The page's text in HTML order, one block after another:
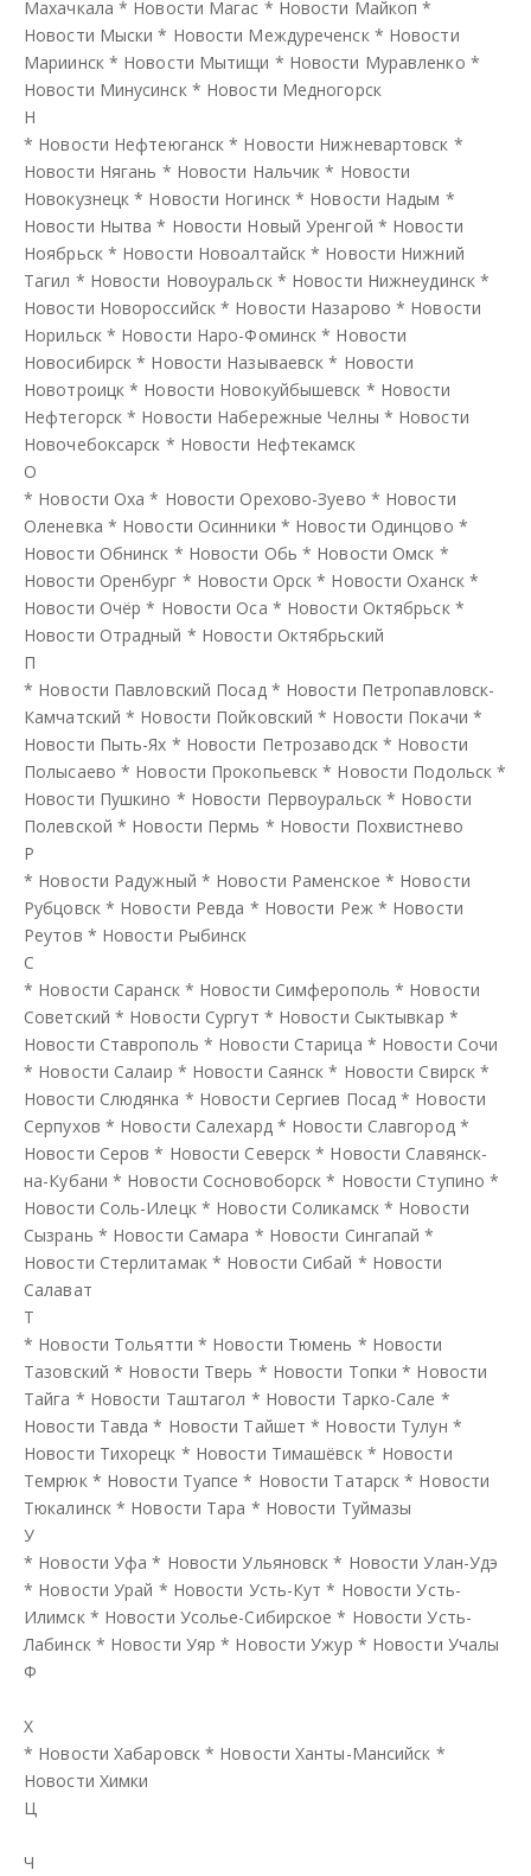
Махачкала * Новости Магас * Новости Майкоп *
Новости Мыски * Новости Междуреченск * Новости
Мариинск * Новости Мытищи * Новости Муравленко *
Новости Минусинск * Новости Медногорск
Н
* Новости Нефтеюганск * Новости Нижневартовск *
Новости Нягань * Новости Нальчик * Новости
Новокузнецк * Новости Ногинск * Новости Надым *
Новости Нытва * Новости Новый Уренгой * Новости
Ноябрьск * Новости Новоалтайск * Новости Нижний
Тагил * Новости Новоуральск * Новости Нижнеудинск *
Новости Новороссийск * Новости Назарово * Новости
Норильск * Новости Наро-Фоминск * Новости
Новосибирск * Новости Называевск * Новости
Новотроицк * Новости Новокуйбышевск * Новости
Нефтегорск * Новости Набережные Челны * Новости
Новочебоксарск * Новости Нефтекамск
О
* Новости Оха * Новости Орехово-Зуево * Новости
Оленевка * Новости Осинники * Новости Одинцово *
Новости Обнинск * Новости Обь * Новости Омск *
Новости Оренбург * Новости Орск * Новости Оханск *
Новости Очёр * Новости Оса * Новости Октябрьск *
Новости Отрадный * Новости Октябрьский
П
* Новости Павловский Посад * Новости Петропавловск-
Камчатский * Новости Пойковский * Новости Покачи *
Новости Пыть-Ях * Новости Петрозаводск * Новости
Полысаево * Новости Прокопьевск * Новости Подольск *
Новости Пушкино * Новости Первоуральск * Новости
Полевской * Новости Пермь * Новости Похвистнево
Р
* Новости Радужный * Новости Раменское * Новости
Рубцовск * Новости Ревда * Новости Реж * Новости
Реутов * Новости Рыбинск
С
* Новости Саранск * Новости Симферополь * Новости
Советский * Новости Сургут * Новости Сыктывкар *
Новости Ставрополь * Новости Старица * Новости Сочи
* Новости Салаир * Новости Саянск * Новости Свирск *
Новости Слюдянка * Новости Сергиев Посад * Новости
Серпухов * Новости Салехард * Новости Славгород *
Новости Серов * Новости Северск * Новости Славянск-
на-Кубани * Новости Сосновоборск * Новости Ступино *
Новости Соль-Илецк * Новости Соликамск * Новости
Сызрань * Новости Самара * Новости Сингапай *
Новости Стерлитамак * Новости Сибай * Новости
Салават
Т
* Новости Тольятти * Новости Тюмень * Новости
Тазовский * Новости Тверь * Новости Топки * Новости
Тайга * Новости Таштагол * Новости Тарко-Сале *
Новости Тавда * Новости Тайшет * Новости Тулун *
Новости Тихорецк * Новости Тимашёвск * Новости
Темрюк * Новости Туапсе * Новости Татарск * Новости
Тюкалинск * Новости Тара * Новости Туймазы
У
* Новости Уфа * Новости Ульяновск * Новости Улан-Удэ
* Новости Урай * Новости Усть-Кут * Новости Усть-
Илимск * Новости Усолье-Сибирское * Новости Усть-
Лабинск * Новости Уяр * Новости Ужур * Новости Учалы
Ф
Х
* Новости Хабаровск * Новости Ханты-Мансийск *
Новости Химки
Ц
Ч